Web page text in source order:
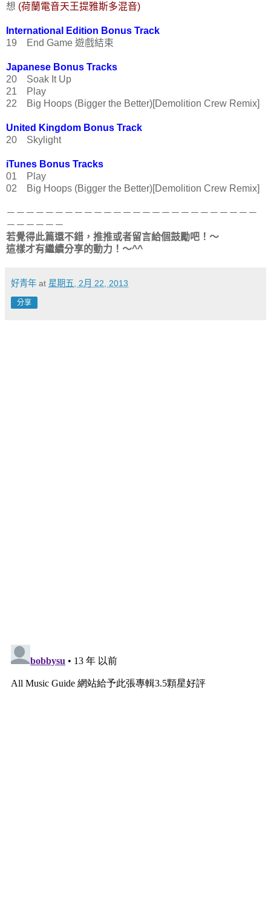
想 (荷蘭電音天王提雅斯多混音)
International Edition Bonus Track
19 End Game 遊戲結束
Japanese Bonus Tracks
20 Soak It Up
21 Play
22 Big Hoops (Bigger the Better)[Demolition Crew Remix]
United Kingdom Bonus Track
20 Skylight
iTunes Bonus Tracks
01 Play
02 Big Hoops (Bigger the Better)[Demolition Crew Remix]
－－－－－－－－－－－－－－－－－－－－－－－－－－
－－－－－－
若覺得此篇還不錯，推推或者留言給個鼓勵吧！～
這樣才有繼續分享的動力！～^^
好青年 at 星期五, 2月 22, 2013
分享